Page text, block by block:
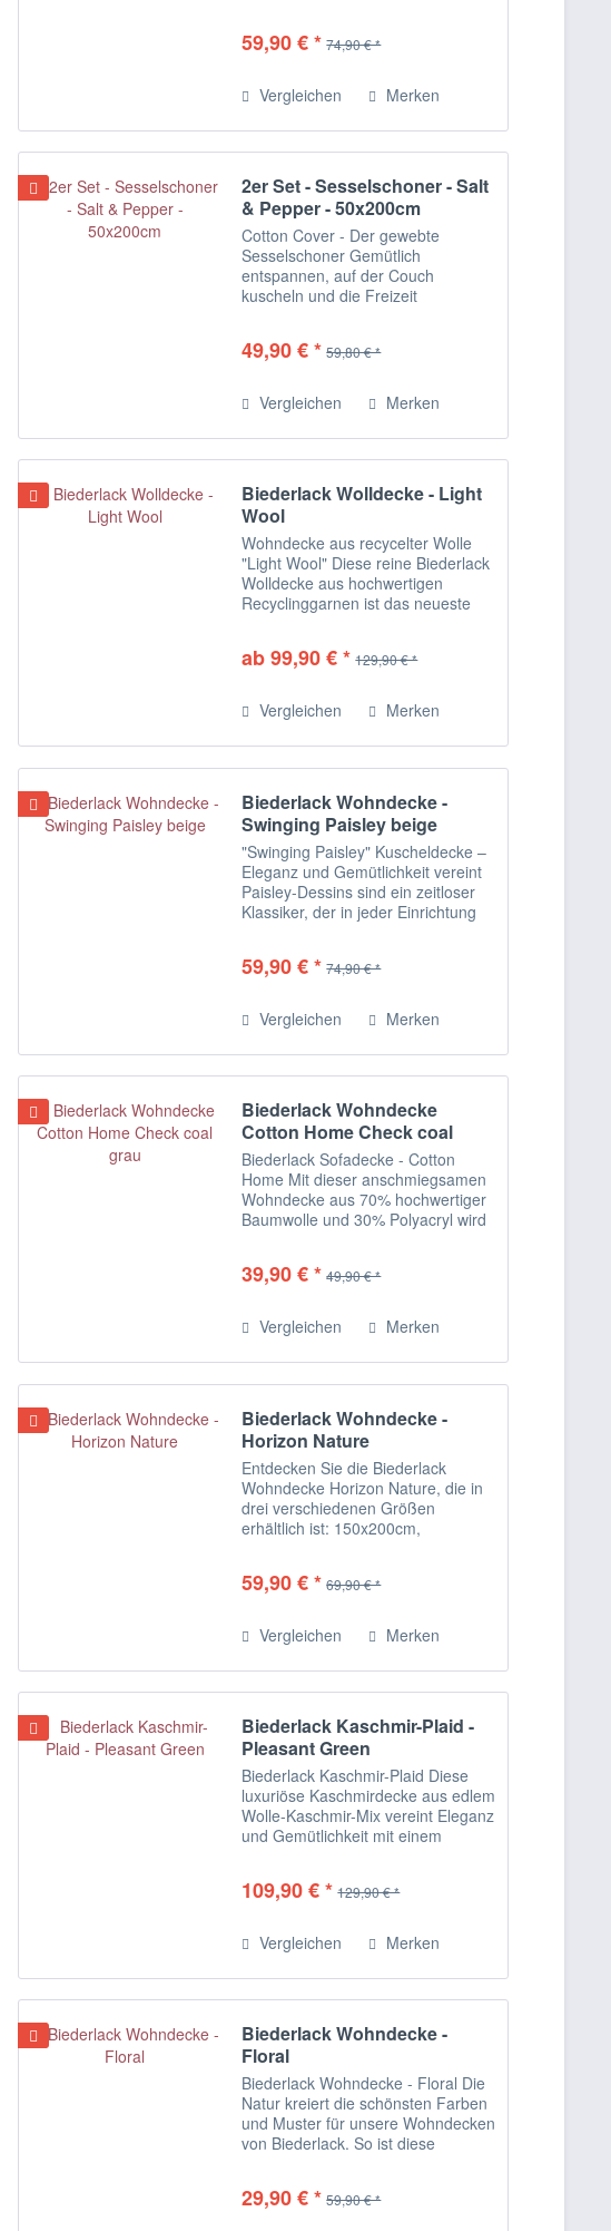
in einer stilvollen Wohndecke.
59,90 € * 74,90 € *
Vergleichen Merken
2er Set - Sesselschoner - Salt
& Pepper - 50x200cm
Cotton Cover - Der gewebte
Sesselschoner Gemütlich
entspannen, auf der Couch
kuscheln und die Freizeit
Bocasa by Biederlack zum puren
Einsteigerqualität...
49,90 € * 59,80 € *
Vergleichen Merken
Biederlack Wolldecke - Light
Wool
Wohndecke aus recycelter Wolle
"Light Wool" Diese reine Biederlack
Wolldecke aus hochwertigen
Recyclinggarnen ist das neueste
produzierte Wolldecke besteht zu
ab 99,90 € * 129,90 € *
Vergleichen Merken
Biederlack Wohndecke -
Swinging Paisley beige
"Swinging Paisley" Kuscheldecke –
Eleganz und Gemütlichkeit vereint
Paisley-Dessins sind ein zeitloser
Klassiker, der in jeder Einrichtung
Wohndecke kommt das...
59,90 € * 74,90 € *
Vergleichen Merken
Biederlack Wohndecke
Cotton Home Check coal
grau
Biederlack Sofadecke - Cotton
Home Mit dieser anschmiegsamen
Wohndecke aus 70% hochwertiger
Baumwolle und 30% Polyacryl wird
Flair in die Wohnung. Die
39,90 € * 49,90 € *
Vergleichen Merken
Biederlack Wohndecke -
Horizon Nature
Entdecken Sie die Biederlack
Wohndecke Horizon Nature, die in
drei verschiedenen Größen
erhältlich ist: 150x200cm,
aus klassischem Design und
59,90 € * 69,90 € *
Vergleichen Merken
Biederlack Kaschmir-Plaid -
Pleasant Green
Biederlack Kaschmir-Plaid Diese
luxuriöse Kaschmirdecke aus edlem
Wolle-Kaschmir-Mix vereint Eleganz
und Gemütlichkeit mit einem
gehalten wie die Rückseite der
109,90 € * 129,90 € *
Vergleichen Merken
Biederlack Wohndecke -
Floral
Biederlack Wohndecke - Floral Die
Natur kreiert die schönsten Farben
und Muster für unsere Wohndecken
von Biederlack. So ist diese
entstanden. Mit ihrem filigranen
29,90 € * 59,90 € *